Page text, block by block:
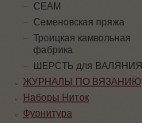
СЕАМ
Семеновская пряжа
Троицкая камвольная
фабрика
ШЕРСТЬ для ВАЛЯНИЯ
ЖУРНАЛЫ ПО ВЯЗАНИЮ
Наборы Ниток
Фурнитура